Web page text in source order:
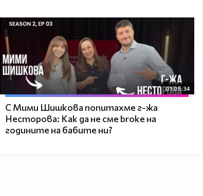
01:05:34
С Мими Шишкова попитахме г-жа
Несторова: Как да не сме broke на
годините на бабите ни?